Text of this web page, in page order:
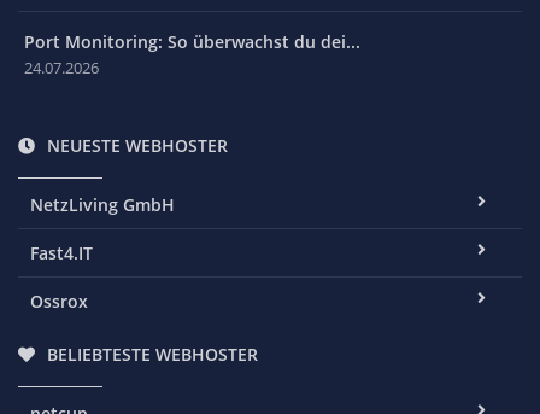
Port Monitoring: So überwachst du dei...
24.07.2026
NEUESTE WEBHOSTER
NetzLiving GmbH
Fast4.IT
Ossrox
BELIEBTESTE WEBHOSTER